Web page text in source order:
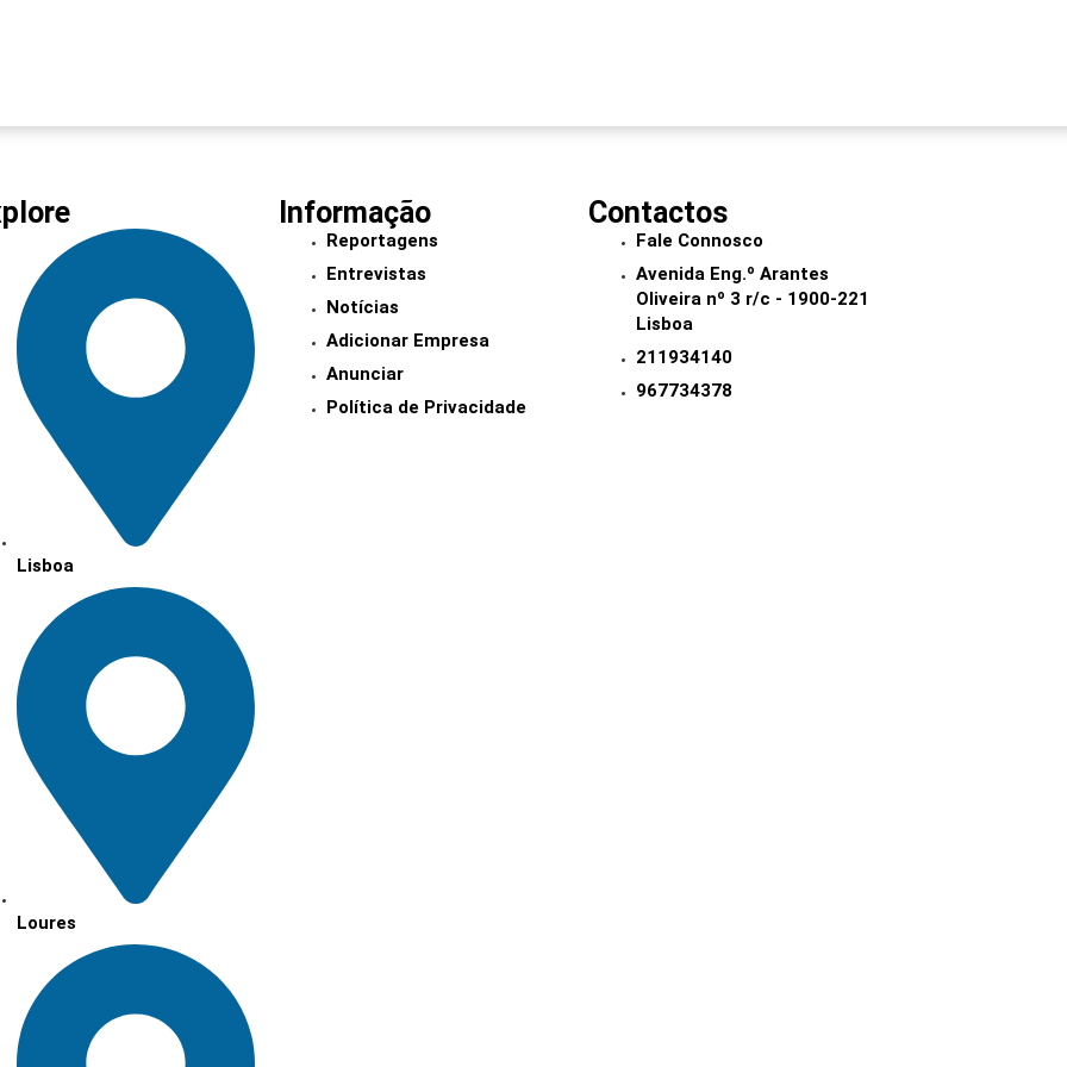
Lisboa
Loures
Informação
Reportagens
Entrevistas
Notícias
Adicionar Empresa
Anunciar
Política de Privacidade
Contactos
Fale Connosco
Avenida Eng.º Arantes
Oliveira nº 3 r/c - 1900-221
Lisboa
211934140
967734378